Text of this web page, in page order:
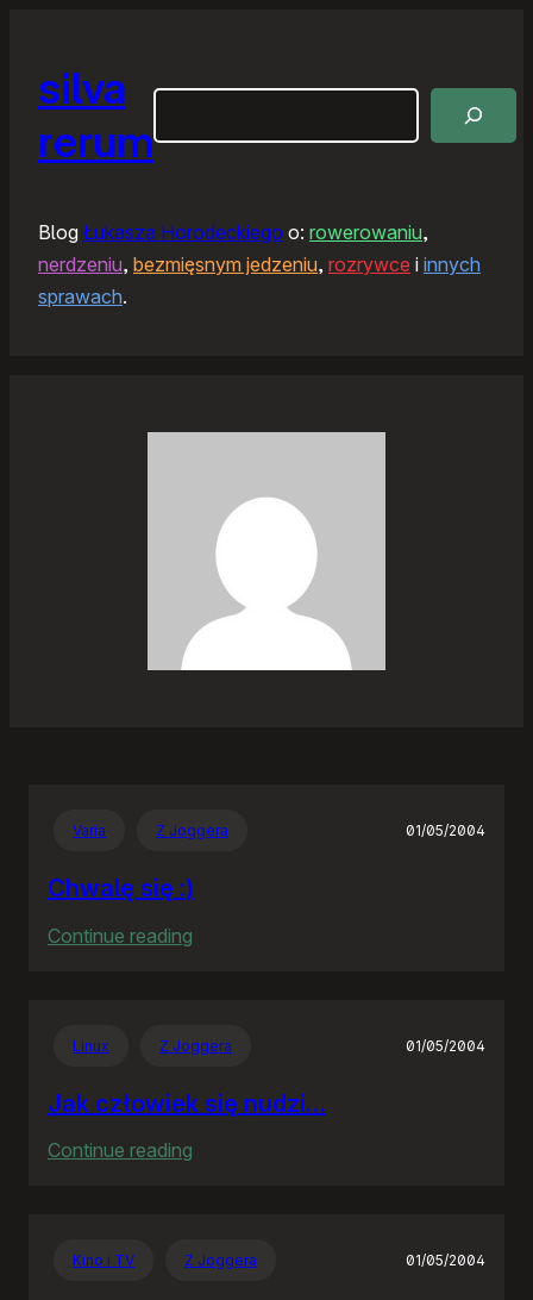
silva
rerum
Blog Łukasza Horodeckiego o: rowerowaniu,
nerdzeniu, bezmięsnym jedzeniu, rozrywce i innych
sprawach.
Varia Z Joggera 01/05/2004
Chwalę się :)
Continue reading
Linux Z Joggera 01/05/2004
Jak człowiek się nudzi…
Continue reading
nudzi…
Kino i TV Z Joggera 01/05/2004